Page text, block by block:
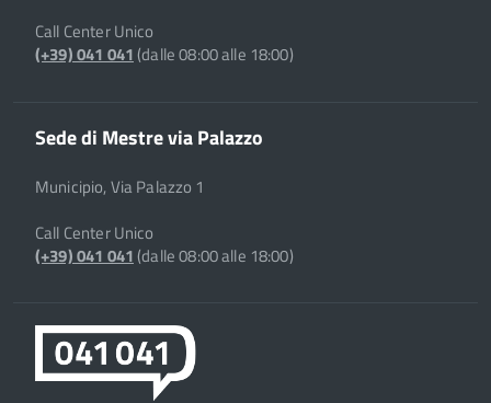
Call Center Unico
(+39) 041 041(dalle 08:00 alle 18:00)
Sede di Mestre via Palazzo
Municipio, Via Palazzo 1
Call Center Unico
(+39) 041 041(dalle 08:00 alle 18:00)